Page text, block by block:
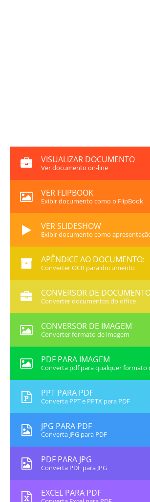
VISUALIZAR DOCUMENTO
Ver documento on-line
VER FLIPBOOK
Exibir documento como o FlipBook
VER SLIDESHOW
Exibir documento como
APÊNDICE AO DOCUMENTO:
Converter OCR para documento
CONVERSOR DE
Converter documentos do office
CONVERSOR DE IMAGEM
Converter formato de imagem
PDF PARA IMAGEM
Converta pdf para qualquer formato
PPT PARA PDF
Converta PPT e PPTX para PDF
JPG PARA PDF
Converta JPG para PDF
PDF PARA JPG
Converta PDF para JPG
EXCEL PARA PDF